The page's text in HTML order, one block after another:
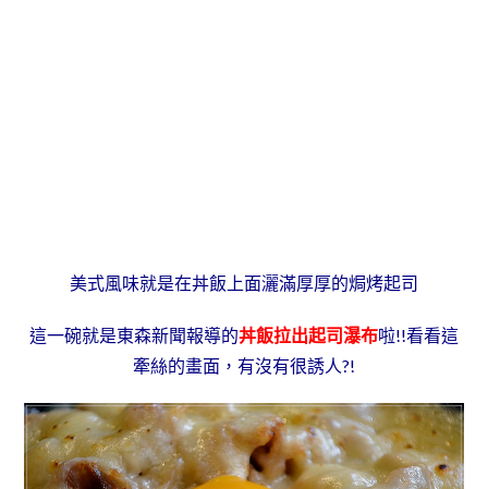
美式風味就是在丼飯上面灑滿厚厚的焗烤起司
這一碗就是東森新聞報導的丼飯拉出起司瀑布啦!!看看這
牽絲的畫面，有沒有很誘人?!